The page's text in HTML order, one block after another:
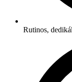
Rutinos,